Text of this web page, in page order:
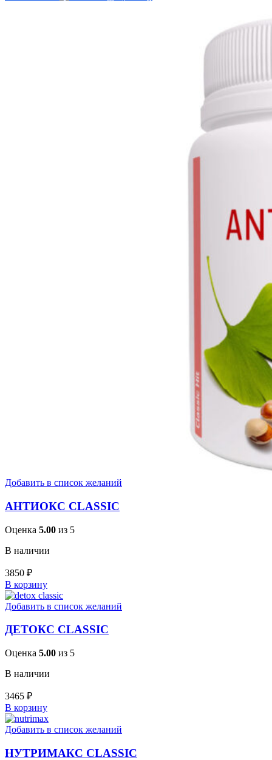
Добавить в список желаний
АНТИОКС CLASSIC
Оценка 5.00 из 5
В наличии
3850 ₽
В корзину
Добавить в список желаний
ДЕТОКС CLASSIC
Оценка 5.00 из 5
В наличии
3465 ₽
В корзину
Добавить в список желаний
НУТРИМАКС CLASSIC